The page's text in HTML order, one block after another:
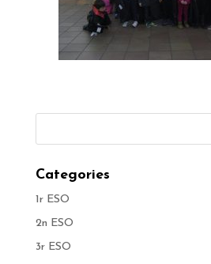
Categories
1r ESO
2n ESO
3r ESO